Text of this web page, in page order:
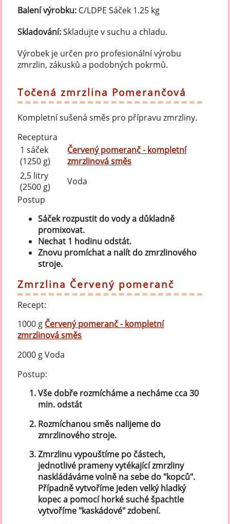
Balení výrobku: C/LDPE Sáček 1.25 kg
Skladování:Skladujte v suchu a chladu.
Výrobek je určen pro profesionální výrobu
zmrzlin, zákusků a podobných pokrmů.
Točená zmrzlina Pomerančová
Kompletní sušená směs pro přípravu zmrzliny.
Receptura
1 sáček
(1250 g)
Červený pomeranč - kompletní
zmrzlinová směs
2,5 litry
(2500 g)
Voda
Postup
Sáček rozpustit do vody a důkladně
promixovat.
Nechat 1 hodinu odstát.
Znovu promíchat a nalít do zmrzlinového
stroje.
Zmrzlina Červený pomeranč
Recept:
1000 g Červený pomeranč - kompletní
zmrzlinová směs
2000 g Voda
Postup:
Vše dobře rozmícháme a necháme cca 30
min. odstát
Rozmíchanou směs nalijeme do
zmrzlinového stroje.
Zmrzlinu vypouštíme po částech,
jednotlivé prameny vytékající zmrzliny
naskládáváme volně na sebe do "kopců".
Případně vytvoříme jeden velký hladký
kopec a pomocí horké suché špachtle
vytvoříme "kaskádové" zdobení.